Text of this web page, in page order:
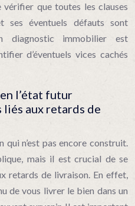
que toutes les clauses
ses éventuels défauts sont
diagnostic immobilier est
d’éventuels vices cachés
en l’état futur
liés aux retards de
qui n’est pas encore construit.
mais il est crucial de se
retards de livraison. En effet,
de vous livrer le bien dans un